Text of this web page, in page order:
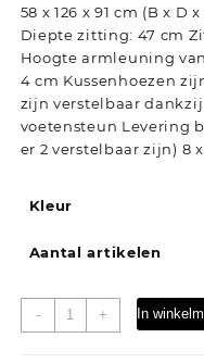
58 x 126 x 91 cm (B x
Diepte zitting: 47 cm
Hoogte armleuning
4 cm Kussenhoezen
zijn verstelbaar
voetensteun Levering
er 2 verstelbaar zijn) 8
Kleur
Aantal artikelen
-
9-
delige
+ In